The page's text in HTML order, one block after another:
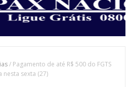
/ Pagamento de até R$ 500 do FGTS
sexta (27)